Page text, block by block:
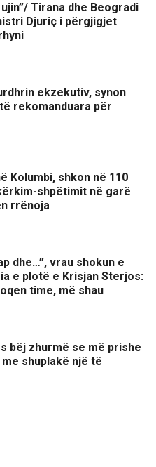
Tirana dhe Beogradi
Djuriç i përgjigjet
ekzekutiv, synon
rekomanduara për
Kolumbi, shkon në 110
shpëtimit në garë
rrënoja
dhe…”, vrau shokun e
e plotë e Krisjan Sterjos:
time, më shau
bëj zhurmë se më prishe
shuplakë një të